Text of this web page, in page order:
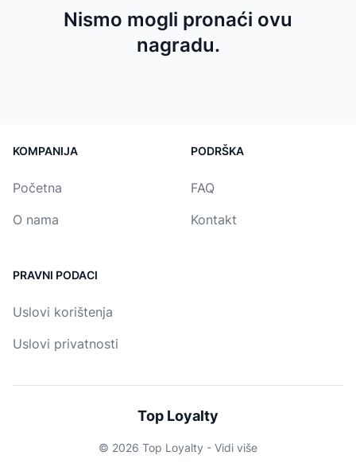
Nismo mogli pronaći ovu
nagradu.
KOMPANIJA
Početna
O nama
PODRŠKA
FAQ
Kontakt
PRAVNI PODACI
Uslovi korištenja
Uslovi privatnosti
Top Loyalty
© 2026 Top Loyalty - Vidi više